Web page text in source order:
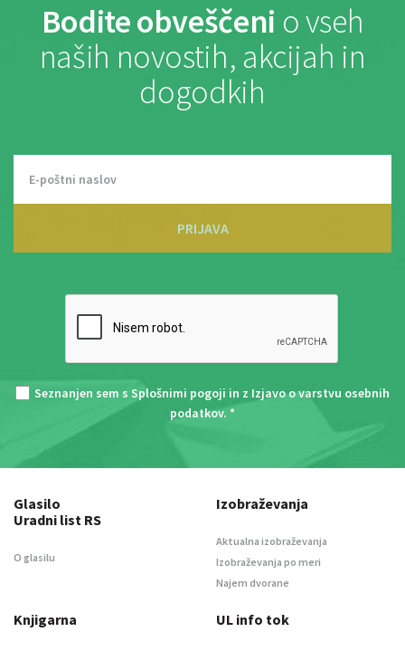
Bodite obveščeni o vseh
naših novostih, akcijah in
dogodkih
PRIJAVA
Seznanjen sem s Splošnimi pogoji in z Izjavo o varstvu osebnih
podatkov. *
Glasilo
Uradni list RS
O glasilu
Izobraževanja
Aktualna izobraževanja
Izobraževanja po meri
Najem dvorane
Knjigarna UL info tok